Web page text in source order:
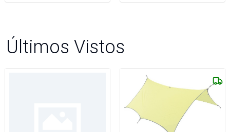
Últimos Vistos